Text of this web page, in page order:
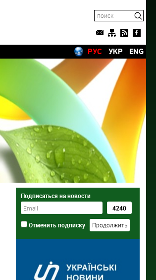
РУС УКР ENG
Подписаться на новости
Отменить подписку